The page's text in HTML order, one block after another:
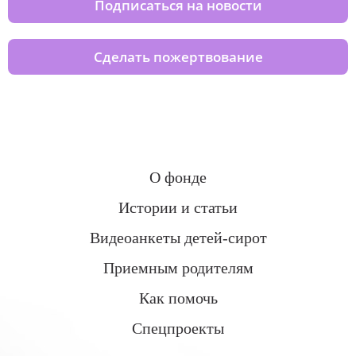
Подписаться на новости
Сделать пожертвование
О фонде
Истории и статьи
Видеоанкеты детей-сирот
Приемным родителям
Как помочь
Спецпроекты